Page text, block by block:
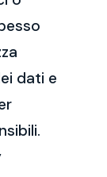
dati e